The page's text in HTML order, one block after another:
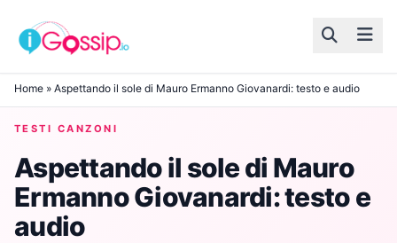
Skip to content
Home » Aspettando il sole di Mauro Ermanno Giovanardi: testo e audio
TESTI CANZONI
Aspettando il sole di Mauro
Ermanno Giovanardi: testo e
audio